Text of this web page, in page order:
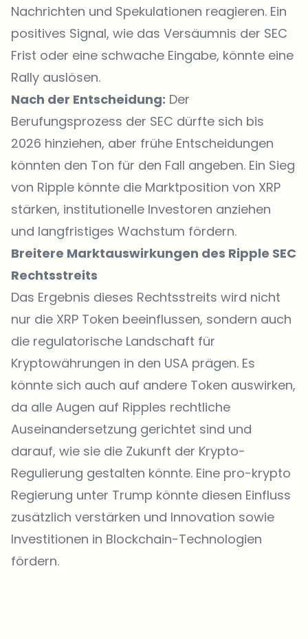
Nachrichten und Spekulationen reagieren. Ein
positives Signal, wie das Versäumnis der SEC
Frist oder eine schwache Eingabe, könnte eine
Rally auslösen.
Nach der Entscheidung: Der
Berufungsprozess der SEC dürfte sich bis
2026 hinziehen, aber frühe Entscheidungen
könnten den Ton für den Fall angeben. Ein Sieg
von Ripple könnte die Marktposition von XRP
stärken, institutionelle Investoren anziehen
und langfristiges Wachstum fördern.
Breitere Marktauswirkungen des Ripple SEC
Rechtsstreits
Das Ergebnis dieses Rechtsstreits wird nicht
nur die XRP Token beeinflussen, sondern auch
die regulatorische Landschaft für
Kryptowährungen in den USA prägen. Es
könnte sich auch auf andere Token auswirken,
da alle Augen auf Ripples rechtliche
Auseinandersetzung gerichtet sind und
darauf, wie sie die Zukunft der Krypto-
Regulierung gestalten könnte. Eine pro-krypto
Regierung unter Trump könnte diesen Einfluss
zusätzlich verstärken und Innovation sowie
Investitionen in Blockchain-Technologien
fördern.